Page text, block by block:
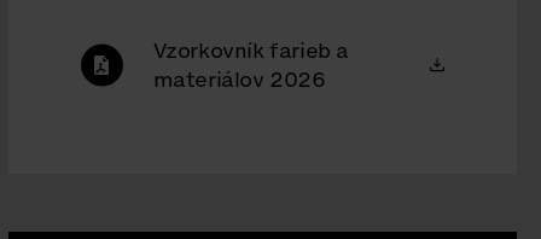
Vzorkovník farieb a
materiálov 2026